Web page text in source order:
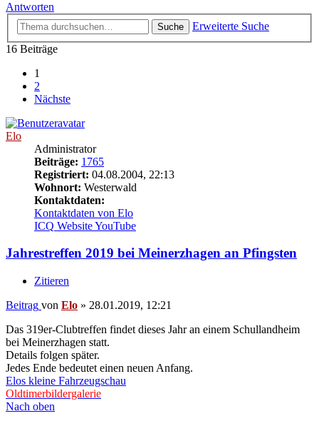
Antworten
Suche
Erweiterte Suche
16 Beiträge
1
2
Nächste
Elo
Administrator
Beiträge: 1765
Registriert: 04.08.2004, 22:13
Wohnort: Westerwald
Kontaktdaten:
Kontaktdaten von Elo
ICQ WebsiteYouTube
Jahrestreffen 2019 bei Meinerzhagen an Pfingsten
Zitieren
Beitrag von Elo » 28.01.2019, 12:21
Das 319er-Clubtreffen findet dieses Jahr an einem Schullandheim
bei Meinerzhagen statt.
Details folgen später.
Jedes Ende bedeutet einen neuen Anfang.
Elos kleine Fahrzeugschau
Oldtimerbildergalerie
Nach oben